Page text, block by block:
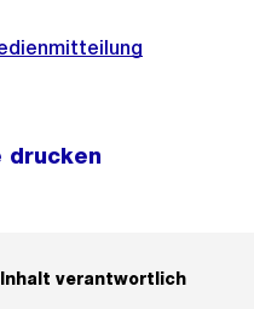
drucken
Inhalt verantwortlich